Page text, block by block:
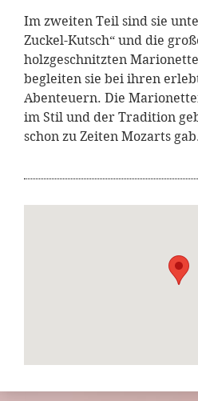
Im zweiten Teil sind sie
Zuckel-Kutsch“ und die
holzgeschnitzten
begleiten sie bei ihren
Abenteuern. Die
im Stil und der Tradition
schon zu Zeiten Mozarts